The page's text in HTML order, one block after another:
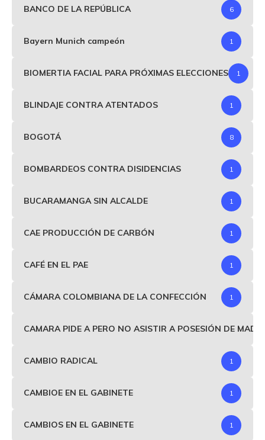
BANCO DE LA REPÚBLICA 6
Bayern Munich campeón 1
BIOMERTIA FACIAL PARA PRÓXIMAS ELECCIONES 1
BLINDAJE CONTRA ATENTADOS 1
BOGOTÁ 8
BOMBARDEOS CONTRA DISIDENCIAS 1
BUCARAMANGA SIN ALCALDE 1
CAE PRODUCCIÓN DE CARBÓN 1
CAFÉ EN EL PAE 1
CÁMARA COLOMBIANA DE LA CONFECCIÓN 1
CAMARA PIDE A PERO NO ASISTIR A POSESIÓN DE
CAMBIO RADICAL 1
CAMBIOE EN EL GABINETE 1
CAMBIOS EN EL GABINETE 1